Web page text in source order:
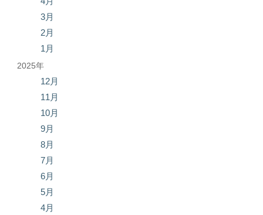
3月
2月
1月
2025年
12月
11月
10月
9月
8月
7月
6月
5月
4月